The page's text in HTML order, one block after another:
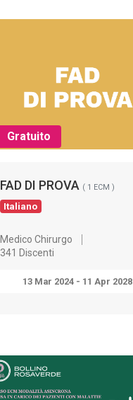
Gratuito
FAD DI PROVA ( 1 ECM )
Italiano
Medico Chirurgo
341 Discenti
13 Mar 2024 - 11 Apr 2028